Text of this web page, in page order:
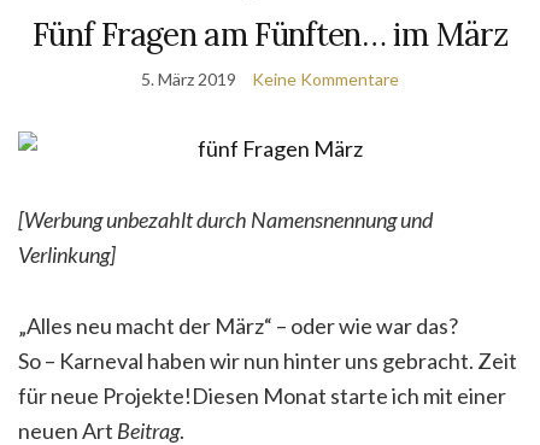
Fünf Fragen am Fünften… im März
5. März 2019 Keine Kommentare
[Werbung unbezahlt durch Namensnennung und
Verlinkung]
„Alles neu macht der März“ – oder wie war das?
So – Karneval haben wir nun hinter uns gebracht. Zeit
für neue Projekte!Diesen Monat starte ich mit einer
neuen Art Beitrag.